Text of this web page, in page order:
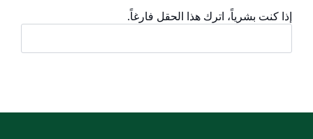
إذا كنت بشرياً، اترك هذا الحقل فارغاً.